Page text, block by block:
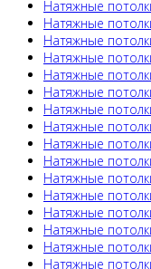
Натяжные
Натяжные
Натяжные
Натяжные
Натяжные
Натяжные
Натяжные
Натяжные
Натяжные
Натяжные
Натяжные
Натяжные
Натяжные
Натяжные
Натяжные
Натяжные